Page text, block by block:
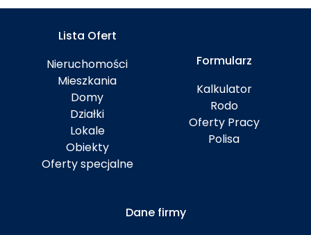
Lista Ofert
Nieruchomości
Mieszkania
Domy
Działki
Lokale
Obiekty
Oferty specjalne
Formularz
Kalkulator
Rodo
Oferty Pracy
Polisa
Dane firmy